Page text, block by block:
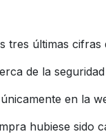
tres últimas
de la
en la
hubiese sido